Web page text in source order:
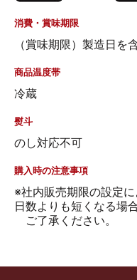
消費・賞味期限
（賞味期限）製造日を
商品温度帯
冷蔵
熨斗
のし対応不可
購入時の注意事項
※社内販売期限の設定
日数よりも短くなる場
ご了承ください。